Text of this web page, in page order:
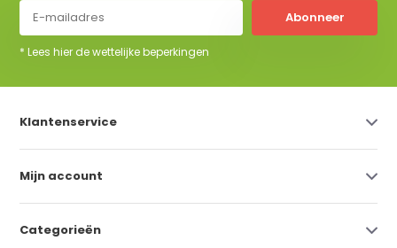
Abonneer
* Lees hier de wettelijke beperkingen
Klantenservice
Mijn account
Categorieën